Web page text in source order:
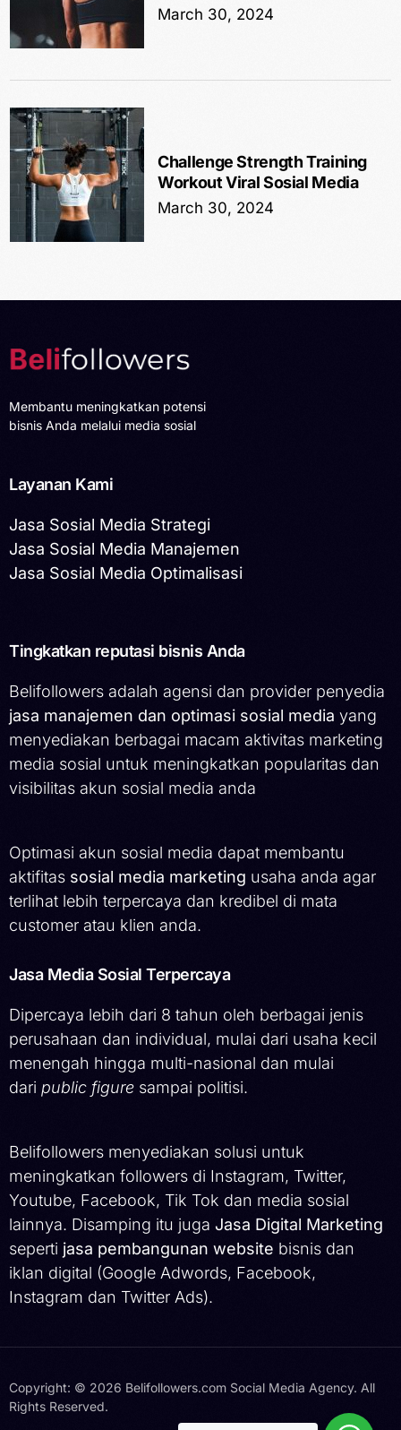
March 30, 2024
Challenge Strength Training
Workout Viral Sosial Media
March 30, 2024
Membantu meningkatkan potensi
bisnis Anda melalui media sosial
Layanan Kami
Jasa Sosial Media Strategi
Jasa Sosial Media Manajemen
Jasa Sosial Media Optimalisasi
Tingkatkan reputasi bisnis Anda
Belifollowers adalah agensi dan provider penyedia
jasa manajemen dan optimasi sosial media yang
menyediakan berbagai macam aktivitas marketing
media sosial untuk meningkatkan popularitas dan
visibilitas akun sosial media anda
Optimasi akun sosial media dapat membantu
aktifitas sosial media marketing usaha anda agar
terlihat lebih terpercaya dan kredibel di mata
customer atau klien anda.
Jasa Media Sosial Terpercaya
Dipercaya lebih dari 8 tahun oleh berbagai jenis
perusahaan dan individual, mulai dari usaha kecil
menengah hingga multi-nasional dan mulai
dari public figure sampai politisi.
Belifollowers menyediakan solusi untuk
meningkatkan followers di Instagram, Twitter,
Youtube, Facebook, Tik Tok dan media sosial
lainnya. Disamping itu juga Jasa Digital Marketing
seperti jasa pembangunan website bisnis dan
iklan digital (Google Adwords, Facebook,
Instagram dan Twitter Ads).
Copyright: © 2026 Belifollowers.com Social Media Agency. All
Rights Reserved.